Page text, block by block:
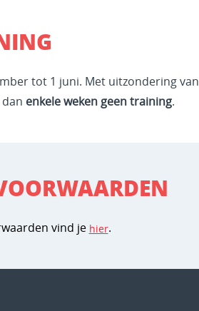
tot 1 juni. Met uitzondering van
enkele weken geen training.
vind je hier.